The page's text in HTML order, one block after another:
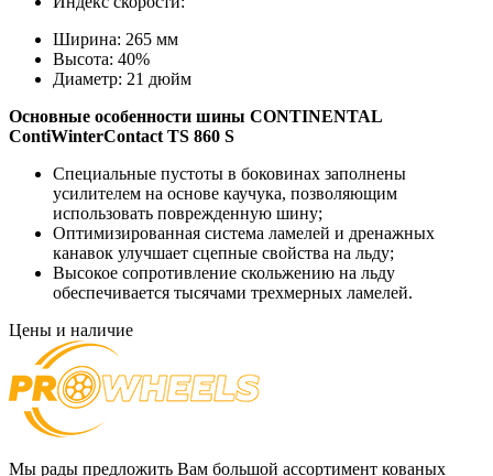
Ширина: 265 мм
Высота: 40%
Диаметр: 21 дюйм
Основные особенности шины CONTINENTAL
ContiWinterContact TS 860 S
Специальные пустоты в боковинах заполнены
усилителем на основе каучука, позволяющим
использовать поврежденную шину;
Оптимизированная система ламелей и дренажных
канавок улучшает сцепные свойства на льду;
Высокое сопротивление скольжению на льду
обеспечивается тысячами трехмерных ламелей.
Цены и наличие
Мы рады предложить Вам большой ассортимент кованых